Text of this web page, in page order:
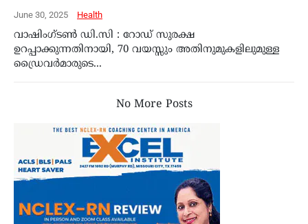
June 30, 2025 Health
വാഷിംഗ്ടൺ ഡി.സി : റോഡ് സുരക്ഷ
ഉറപ്പാക്കുന്നതിനായി, 70 വയസ്സും അതിനുമുകളിലുമുള്ള
ഡ്രൈവർമാരുടെ...
No More Posts